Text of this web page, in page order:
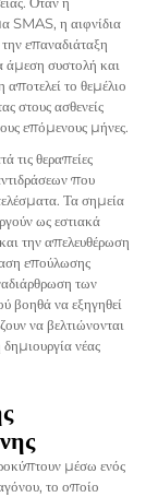
SMAS, η αιφνίδια
επαναδιάταξη
άμεση συστολή και
το θεμέλιο
στους ασθενείς
επόμενους μήνες.
τις θεραπείες
που
Τα σημεία
ως εστιακά
την απελευθέρωση
επούλωσης
των
βοηθά να εξηγηθεί
να βελτιώνονται
νέας
μέσω ενός
το οποίο